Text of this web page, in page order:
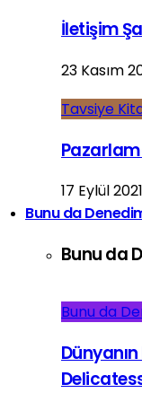
İletişim
23 Kasım
Tavsiye
17 Eylül 2021
Bunu da
Bunu da
Bunu da